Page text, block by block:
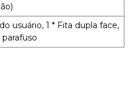
usuário, 1 * Fita dupla face,
parafuso